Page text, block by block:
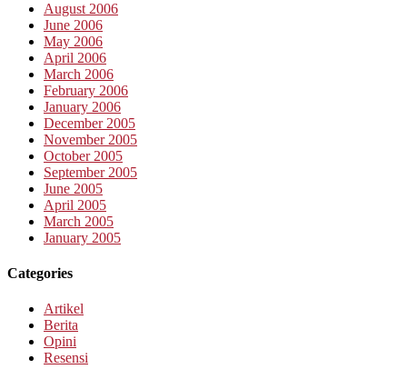
August 2006
June 2006
May 2006
April 2006
March 2006
February 2006
January 2006
December 2005
November 2005
October 2005
September 2005
June 2005
April 2005
March 2005
January 2005
Categories
Artikel
Berita
Opini
Resensi